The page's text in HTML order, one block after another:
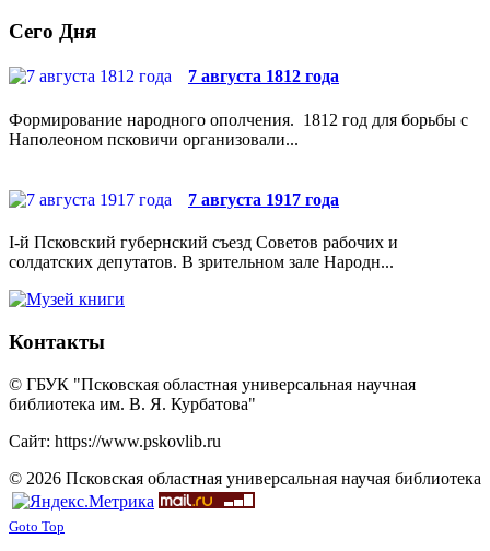
Сего Дня
7 августа 1812 года
Формирование народного ополчения. 1812 год для борьбы с
Наполеоном псковичи организовали...
7 августа 1917 года
I-й Псковский губернский съезд Советов рабочих и
солдатских депутатов. В зрительном зале Народн...
Контакты
© ГБУК "Псковская областная универсальная научная
библиотека им. В. Я. Курбатова"
Сайт: https://www.pskovlib.ru
© 2026 Псковская областная универсальная научая библиотека
Goto Top